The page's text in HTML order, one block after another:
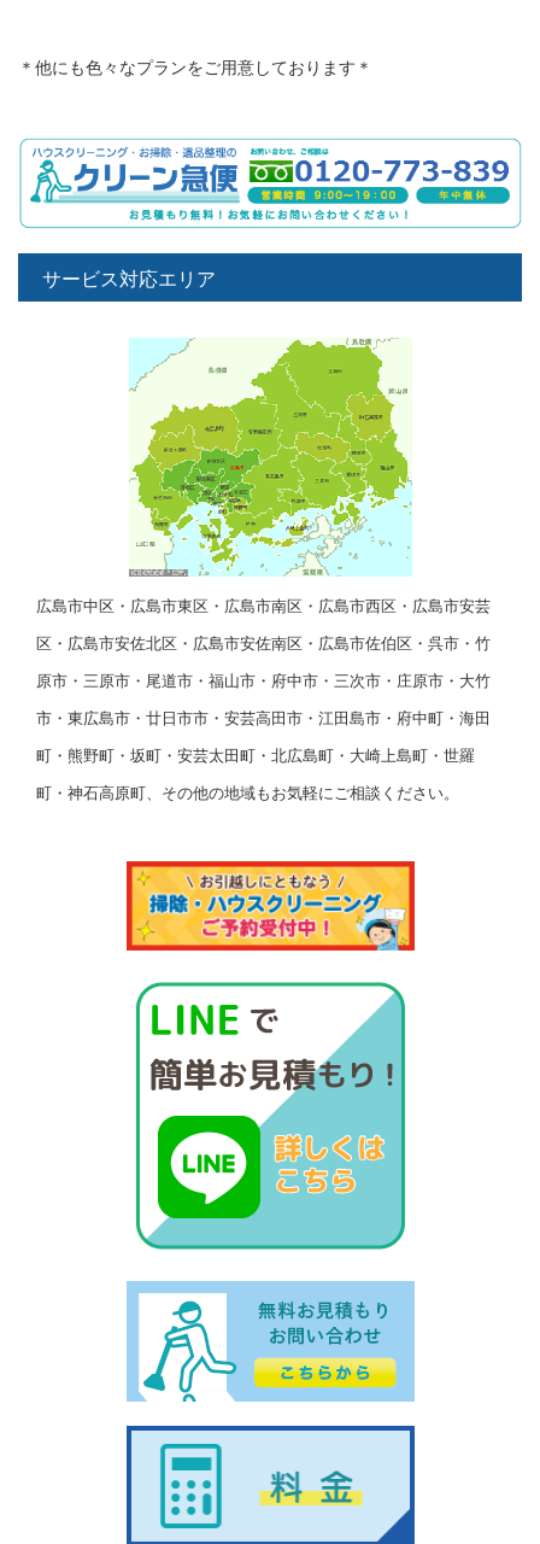
＊他にも色々なプランをご用意しております＊
サービス対応エリア
広島市中区・広島市東区・広島市南区・広島市西区・広島市安芸
区・広島市安佐北区・広島市安佐南区・広島市佐伯区・呉市・竹
原市・三原市・尾道市・福山市・府中市・三次市・庄原市・大竹
市・東広島市・廿日市市・安芸高田市・江田島市・府中町・海田
町・熊野町・坂町・安芸太田町・北広島町・大崎上島町・世羅
町・神石高原町、その他の地域もお気軽にご相談ください。